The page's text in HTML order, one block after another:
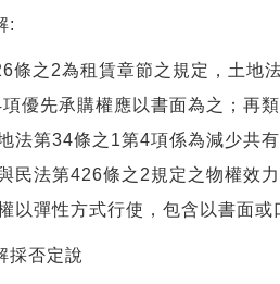
:
之2為租賃章節之規定，土地
優先承購權應以書面為之；再
法第34條之1第4項係為減少共
民法第426條之2規定之物權效
以彈性方式行使，包含以書面
採否定說